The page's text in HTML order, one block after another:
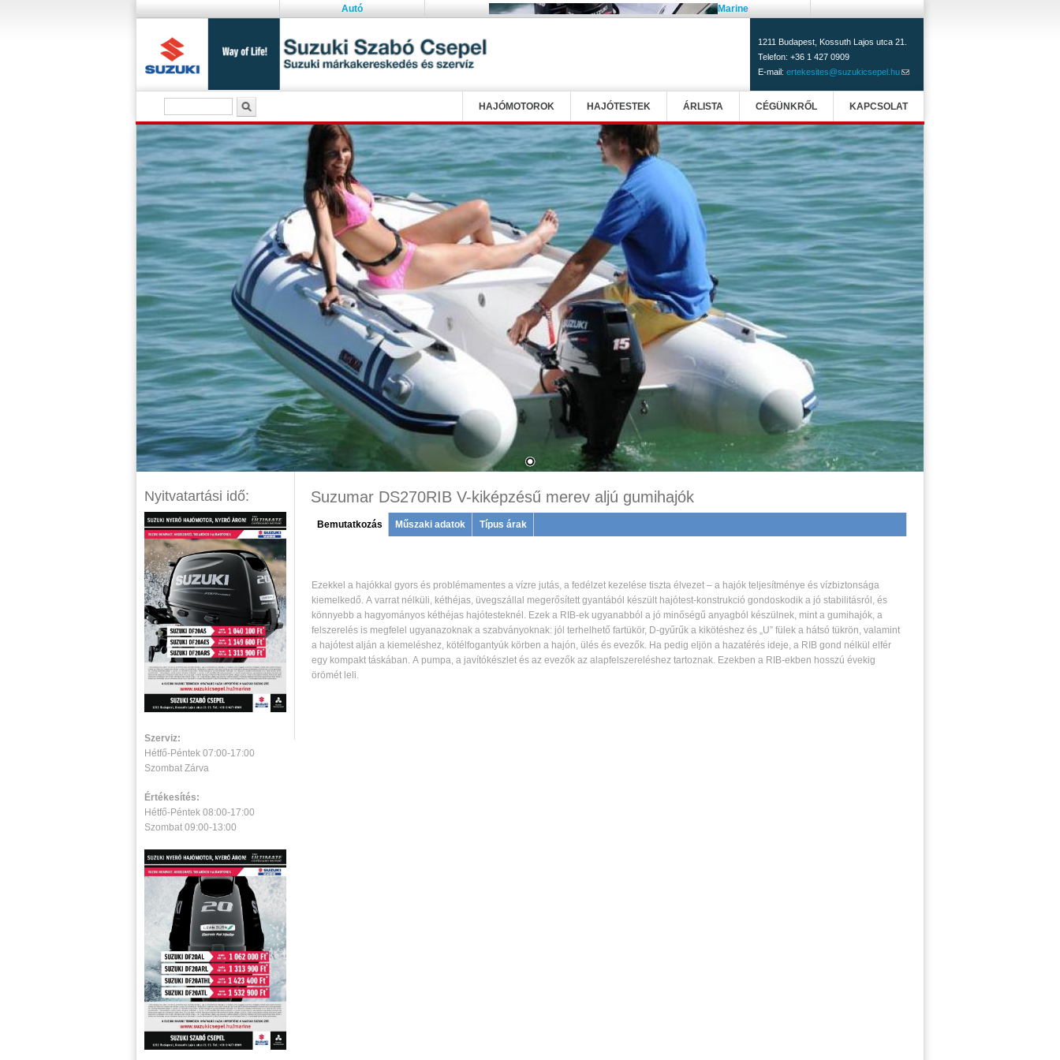
Autó Marine
1211 Budapest, Kossuth Lajos utca 21.
Telefon: +36 1 427 0909
E-mail: ertekesites@suzukicsepel.hu(link
e-
Keresés űrlap HAJÓMOTOROK HAJÓTESTEK ÁRLISTA CÉGÜNKRŐL KAPCSOLAT
Suzumar DS270RIB V-kiképzésű merev aljú gumihajók
Menu
Bemutatkozás (active
tab)
Műszaki adatok Típus árak
Ezekkel a hajókkal gyors és problémamentes a vízre jutás, a fedélzet kezelése tiszta élvezet – a hajók teljesítménye és vízbiztonsága
kiemelkedő. A varrat nélküli, kéthéjas, üvegszállal megerősített gyantából készült hajótest-konstrukció gondoskodik a jó stabilitásról, és
könnyebb a hagyományos kéthéjas hajótesteknél. Ezek a RIB-ek ugyanabból a jó minőségű anyagból készülnek, mint a gumihajók, a
felszerelés is megfelel ugyanazoknak a szabványoknak: jól terhelhető fartükör, D-gyűrűk a kikötéshez és „U” fülek a hátsó tükrön, valamint
a hajótest alján a kiemeléshez, kötélfogantyúk körben a hajón, ülés és evezők. Ha pedig eljön a hazatérés ideje, a RIB gond nélkül elfér
egy kompakt táskában. A pumpa, a javítókészlet és az evezők az alapfelszereléshez tartoznak. Ezekben a RIB-ekben hosszú évekig
örömét leli.
Nyitvatartási idő:
Szerviz:
Hétfő-Péntek 07:00-17:00
Szombat Zárva
Értékesítés:
Hétfő-Péntek 08:00-17:00
Szombat 09:00-13:00